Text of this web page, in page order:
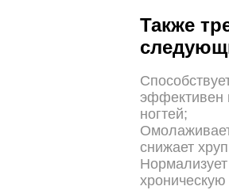
Также
эффективен
ногтей;
снижает
хроническую